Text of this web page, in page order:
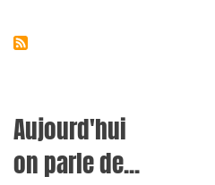
Aujourd'hui
on parle de...